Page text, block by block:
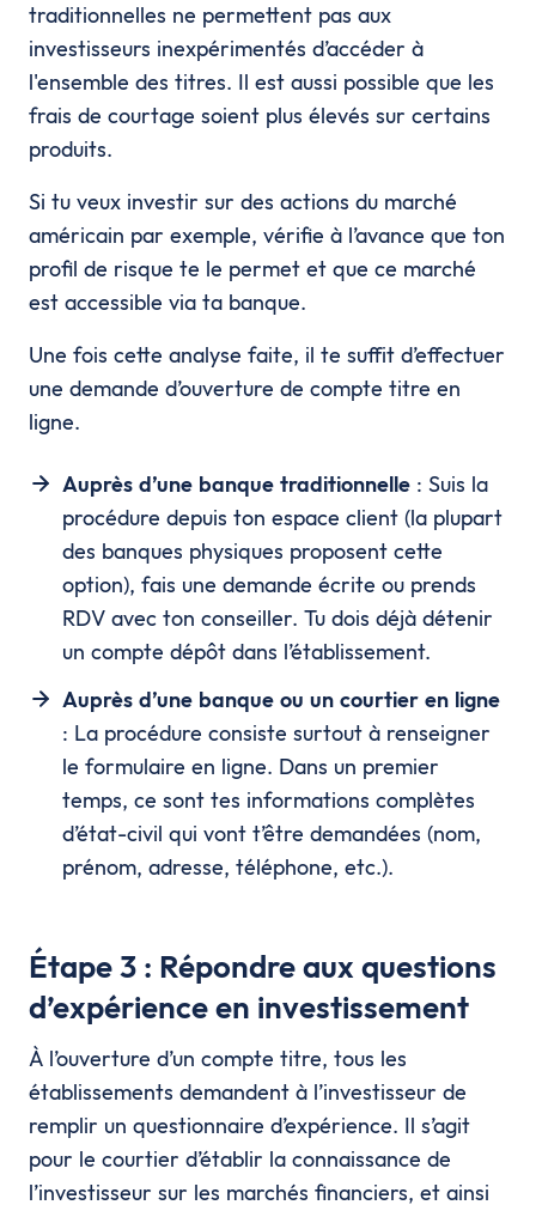
traditionnelles ne permettent pas aux
investisseurs inexpérimentés d’accéder à
l'ensemble des titres. Il est aussi possible que les
frais de courtage soient plus élevés sur certains
produits.
Si tu veux investir sur des actions du marché
américain par exemple, vérifie à l’avance que ton
profil de risque te le permet et que ce marché
est accessible via ta banque.
Une fois cette analyse faite, il te suffit d’effectuer
une demande d’ouverture de compte titre en
ligne.
Auprès d’une banque traditionnelle : Suis la
procédure depuis ton espace client (la plupart
des banques physiques proposent cette
option), fais une demande écrite ou prends
RDV avec ton conseiller. Tu dois déjà détenir
un compte dépôt dans l’établissement.
Auprès d’une banque ou un courtier en ligne
: La procédure consiste surtout à renseigner
le formulaire en ligne. Dans un premier
temps, ce sont tes informations complètes
d’état-civil qui vont t’être demandées (nom,
prénom, adresse, téléphone, etc.).
Étape 3 : Répondre aux questions
d’expérience en investissement
À l’ouverture d’un compte titre, tous les
établissements demandent à l’investisseur de
remplir un questionnaire d’expérience. Il s’agit
pour le courtier d’établir la connaissance de
l’investisseur sur les marchés financiers, et ainsi